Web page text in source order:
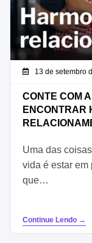
13 de setembro
CONTE COM
ENCONTRAR
Uma das
vida é estar em
que…
Continue Lendo →